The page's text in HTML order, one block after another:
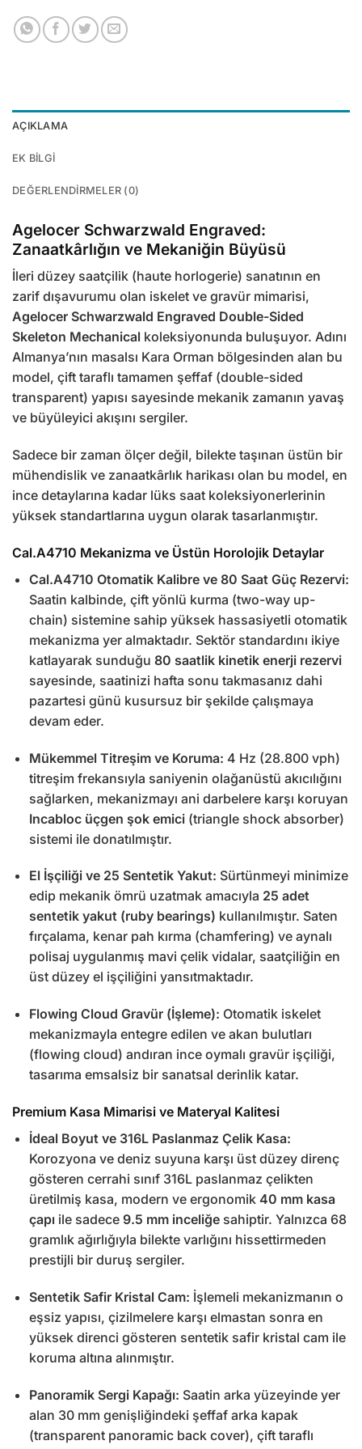
AÇIKLAMA
EK BILGI
DEĞERLENDIRMELER (0)
Agelocer Schwarzwald Engraved:
Zanaatkârlığın ve Mekaniğin Büyüsü
İleri düzey saatçilik (haute horlogerie) sanatının en
zarif dışavurumu olan iskelet ve gravür mimarisi,
Agelocer Schwarzwald Engraved Double-Sided
Skeleton Mechanical koleksiyonunda buluşuyor. Adını
Almanya’nın masalsı Kara Orman bölgesinden alan bu
model, çift taraflı tamamen şeffaf (double-sided
transparent) yapısı sayesinde mekanik zamanın yavaş
ve büyüleyici akışını sergiler.
Sadece bir zaman ölçer değil, bilekte taşınan üstün bir
mühendislik ve zanaatkârlık harikası olan bu model, en
ince detaylarına kadar lüks saat koleksiyonerlerinin
yüksek standartlarına uygun olarak tasarlanmıştır.
Cal.A4710 Mekanizma ve Üstün Horolojik Detaylar
Cal.A4710 Otomatik Kalibre ve 80 Saat Güç Rezervi:
Saatin kalbinde, çift yönlü kurma (two-way up-
chain) sistemine sahip yüksek hassasiyetli otomatik
mekanizma yer almaktadır. Sektör standardını ikiye
katlayarak sunduğu 80 saatlik kinetik enerji rezervi
sayesinde, saatinizi hafta sonu takmasanız dahi
pazartesi günü kusursuz bir şekilde çalışmaya
devam eder.
Mükemmel Titreşim ve Koruma: 4 Hz (28.800 vph)
titreşim frekansıyla saniyenin olağanüstü akıcılığını
sağlarken, mekanizmayı ani darbelere karşı koruyan
Incabloc üçgen şok emici(triangle shock absorber)
sistemi ile donatılmıştır.
El İşçiliği ve 25 Sentetik Yakut: Sürtünmeyi minimize
edip mekanik ömrü uzatmak amacıyla 25 adet
sentetik yakut (ruby bearings) kullanılmıştır. Saten
fırçalama, kenar pah kırma (chamfering) ve aynalı
polisaj uygulanmış mavi çelik vidalar, saatçiliğin en
üst düzey el işçiliğini yansıtmaktadır.
Flowing Cloud Gravür (İşleme): Otomatik iskelet
mekanizmayla entegre edilen ve akan bulutları
(flowing cloud) andıran ince oymalı gravür işçiliği,
tasarıma emsalsiz bir sanatsal derinlik katar.
Premium Kasa Mimarisi ve Materyal Kalitesi
İdeal Boyut ve 316L Paslanmaz Çelik Kasa:
Korozyona ve deniz suyuna karşı üst düzey direnç
gösteren cerrahi sınıf 316L paslanmaz çelikten
üretilmiş kasa, modern ve ergonomik 40 mm kasa
çapı ile sadece 9.5 mm inceliğesahiptir. Yalnızca 68
gramlık ağırlığıyla bilekte varlığını hissettirmeden
prestijli bir duruş sergiler.
Sentetik Safir Kristal Cam: İşlemeli mekanizmanın o
eşsiz yapısı, çizilmelere karşı elmastan sonra en
yüksek direnci gösteren sentetik safir kristal cam ile
koruma altına alınmıştır.
Panoramik Sergi Kapağı: Saatin arka yüzeyinde yer
alan 30 mm genişliğindeki şeffaf arka kapak
(transparent panoramic back cover), çift taraflı